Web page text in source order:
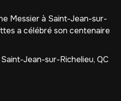
Messier à Saint-Jean-sur-
a célébré son centenaire
Jean-sur-Richelieu, QC